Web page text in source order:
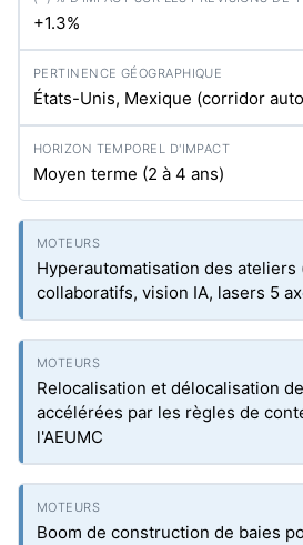
+1.3%
États-Unis, Mexique (corridor
Moyen terme (2 à 4 ans)
Hyperautomatisation des ateliers
collaboratifs, vision IA, lasers 5
Relocalisation et délocalisation
accélérées par les règles de
l'AEUMC
Boom de construction de baies